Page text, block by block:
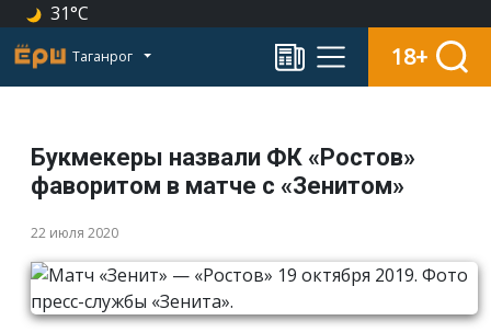
31°C
Таганрог 18+
Букмекеры назвали ФК «Ростов»
фаворитом в матче с «Зенитом»
22 июля 2020